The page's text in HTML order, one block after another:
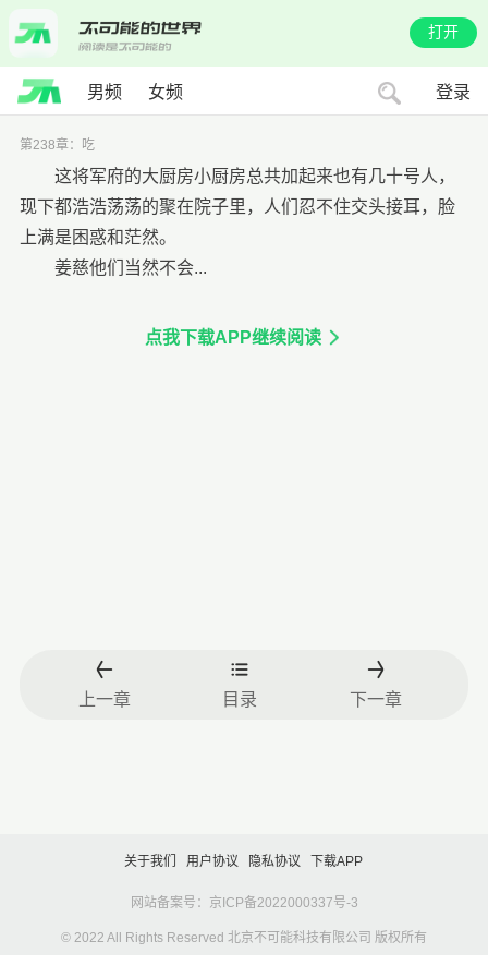
打开
男频 女频 登录
第238章：吃
这将军府的大厨房小厨房总共加起来也有几十号人，
现下都浩浩荡荡的聚在院子里，人们忍不住交头接耳，脸
上满是困惑和茫然。
姜慈他们当然不会...
点我下载APP继续阅读
上一章 目录 下一章
关于我们 用户协议 隐私协议 下载APP
网站备案号：京ICP备2022000337号-3
© 2022 All Rights Reserved 北京不可能科技有限公司 版权所有